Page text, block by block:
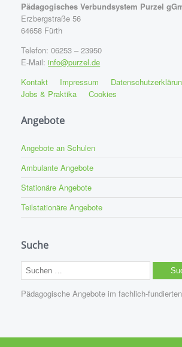
Pädagogisches Verbundsystem Purzel
Erzbergstraße 56
64658 Fürth
Telefon: 06253 – 23950
E-Mail:info@purzel.de
Kontakt
Impressum
Jobs & Praktika
Cookies
Angebote
Angebote an Schulen
Ambulante Angebote
Stationäre Angebote
Teilstationäre Angebote
Suche
Suchen
nach:
Pädagogische Angebote im fachlich-